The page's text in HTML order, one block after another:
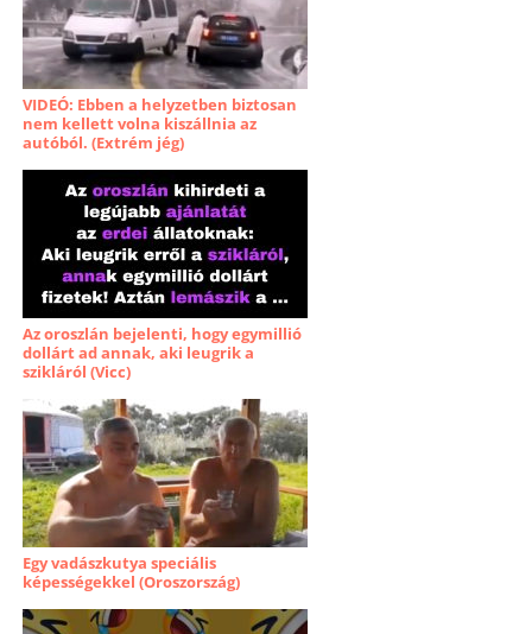
VIDEÓ: Ebben a helyzetben biztosan
nem kellett volna kiszállnia az
autóból. (Extrém jég)
Az oroszlán bejelenti, hogy egymillió
dollárt ad annak, aki leugrik a
szikláról (Vicc)
Egy vadászkutya speciális
képességekkel (Oroszország)